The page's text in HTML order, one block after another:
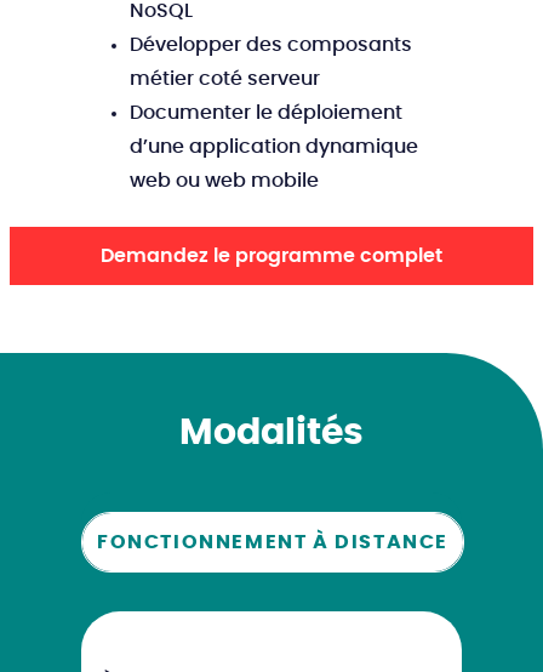
NoSQL
Développer des composants
métier coté serveur
Documenter le déploiement
d’une application dynamique
web ou web mobile
Demandez le programme complet
Modalités
FONCTIONNEMENT À DISTANCE